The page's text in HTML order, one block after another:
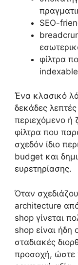
SEO-
φίλτρα
Ένα κλασικό
δεκάδες
περιεχόμενο ή
φίλτρα που
σχεδόν ίδιο
budget και
ευρετηρίασης.
Όταν
architecture
shop γίνεται
shop είναι ήδη
σταδιακές
προσοχή, ώστε